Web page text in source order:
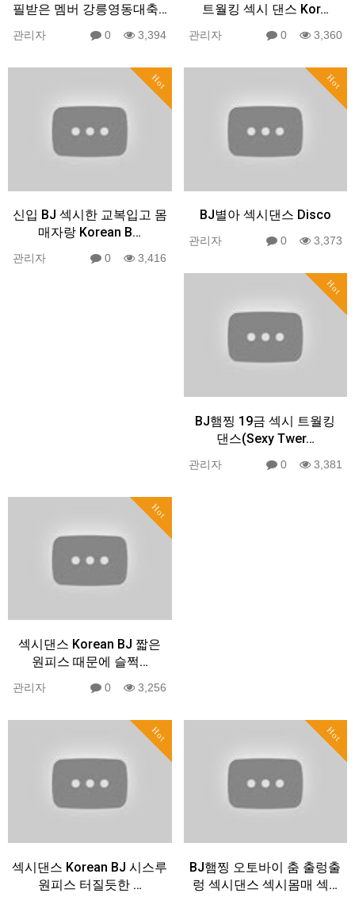
필받은 멤버 강릉영동대축…
관리자 0 3,394
트월킹 섹시 댄스 Kor…
관리자 0 3,360
Hot
신입 BJ 섹시한 교복입고 몸
매자랑 Korean B…
관리자 0 3,416
Hot
BJ별아 섹시댄스 Disco
관리자 0 3,373
Hot
BJ햄찡 19금 섹시 트월킹
댄스(Sexy Twer…
관리자 0 3,381
Hot
섹시댄스 Korean BJ 짧은
원피스 때문에 슬쩍…
관리자 0 3,256
Hot
섹시댄스 Korean BJ 시스루
원피스 터질듯한 …
Hot
BJ햄찡 오토바이 춤 출렁출
렁 섹시댄스 섹시몸매 섹…